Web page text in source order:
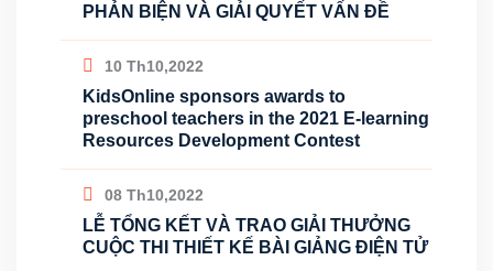
PHẢN BIỆN VÀ GIẢI QUYẾT VẤN ĐỀ
10 Th10,2022
KidsOnline sponsors awards to
preschool teachers in the 2021 E-learning
Resources Development Contest
08 Th10,2022
LỄ TỔNG KẾT VÀ TRAO GIẢI THƯỞNG
CUỘC THI THIẾT KẾ BÀI GIẢNG ĐIỆN TỬ